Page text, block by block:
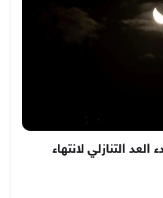
التنازلي لانتهاء